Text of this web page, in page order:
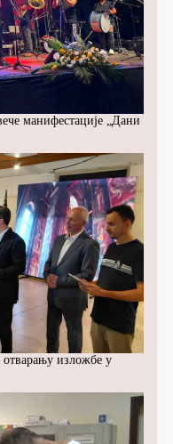
манифестације „Дани
изложбе у